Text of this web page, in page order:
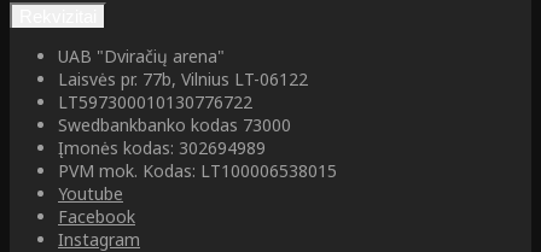
UAB "Dviračių arena"
Laisvės pr. 77b, Vilnius LT-06122
LT597300010130776722
Swedbankbanko kodas 73000
Įmonės kodas: 302694989
PVM mok. Kodas: LT100006538015
Youtube
Facebook
Instagram